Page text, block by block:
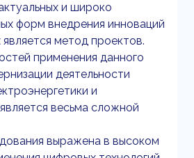
и широко
форм внедрения инноваций
метод проектов.
применения данного
деятельности
и
весьма сложной
выражена в высоком